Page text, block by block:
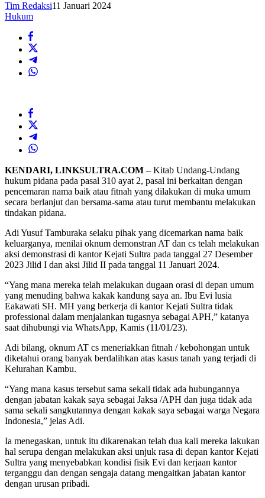
Tim Redaksi11 Januari 2024
Hukum
KENDARI, LINKSULTRA.COM – Kitab Undang-Undang
hukum pidana pada pasal 310 ayat 2, pasal ini berkaitan dengan
pencemaran nama baik atau fitnah yang dilakukan di muka umum
secara berlanjut dan bersama-sama atau turut membantu melakukan
tindakan pidana.
Adi Yusuf Tamburaka selaku pihak yang dicemarkan nama baik
keluarganya, menilai oknum demonstran AT dan cs telah melakukan
aksi demonstrasi di kantor Kejati Sultra pada tanggal 27 Desember
2023 Jilid I dan aksi Jilid II pada tanggal 11 Januari 2024.
“Yang mana mereka telah melakukan dugaan orasi di depan umum
yang menuding bahwa kakak kandung saya an. Ibu Evi lusia
Eakawati SH. MH yang berkerja di kantor Kejati Sultra tidak
professional dalam menjalankan tugasnya sebagai APH,” katanya
saat dihubungi via WhatsApp, Kamis (11/01/23).
Adi bilang, oknum AT cs meneriakkan fitnah / kebohongan untuk
diketahui orang banyak berdalihkan atas kasus tanah yang terjadi di
Kelurahan Kambu.
“Yang mana kasus tersebut sama sekali tidak ada hubungannya
dengan jabatan kakak saya sebagai Jaksa /APH dan juga tidak ada
sama sekali sangkutannya dengan kakak saya sebagai warga Negara
Indonesia,” jelas Adi.
Ia menegaskan, untuk itu dikarenakan telah dua kali mereka lakukan
hal serupa dengan melakukan aksi unjuk rasa di depan kantor Kejati
Sultra yang menyebabkan kondisi fisik Evi dan kerjaan kantor
terganggu dan dengan sengaja datang mengaitkan jabatan kantor
dengan urusan pribadi.